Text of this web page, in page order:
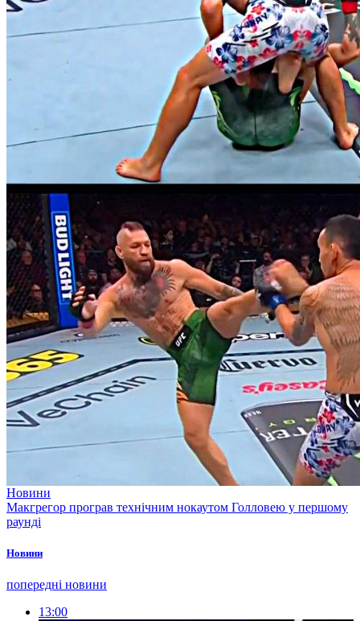
Новини
Макгрегор програв технічним нокаутом Голловею у першому
раунді
Новини
попередні новини
13:00